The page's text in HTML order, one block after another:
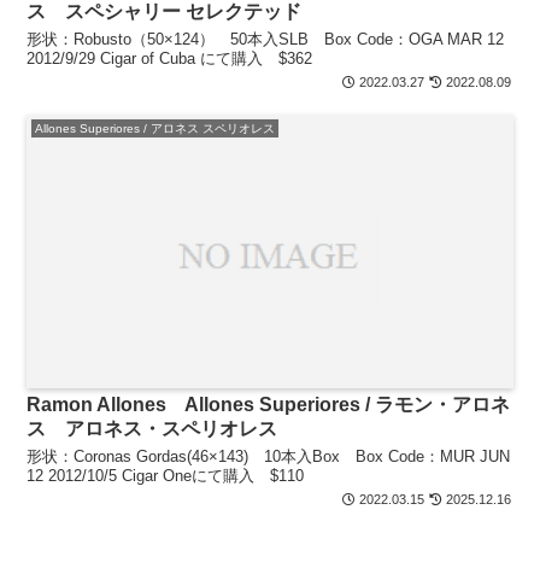
ス スペシャリー セレクテッド
形状：Robusto（50×124） 50本入SLB Box Code：OGA MAR 12
2012/9/29 Cigar of Cuba にて購入 $362
2022.03.27 2022.08.09
Allones Superiores / アロネス スペリオレス
Ramon Allones Allones Superiores / ラモン・アロネ
ス アロネス・スペリオレス
形状：Coronas Gordas(46×143) 10本入Box Box Code：MUR JUN
12 2012/10/5 Cigar Oneにて購入 $110
2022.03.15 2025.12.16